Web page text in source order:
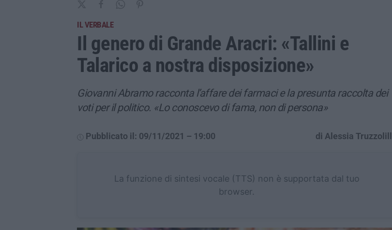
IL VERBALE
Il genero di Grande Aracri: «Tallini e
Talarico a nostra disposizione»
Giovanni Abramo racconta l’affare dei farmaci e la presunta raccolta dei
voti per il politico. «Lo conoscevo di fama, non di persona»
Pubblicato il: 09/11/2021 – 19:00 di Alessia
La funzione di sintesi vocale (TTS) non è supportata dal tuo
browser.